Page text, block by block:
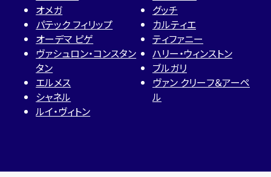
オメガ
パテック フィリップ
オーデマ ピゲ
ヴァシュロン・コンスタン
タン
エルメス
シャネル
ルイ・ヴィトン
グッチ
カルティエ
ティファニー
ハリー・ウィンストン
ブルガリ
ヴァン クリーフ＆アーペ
ル